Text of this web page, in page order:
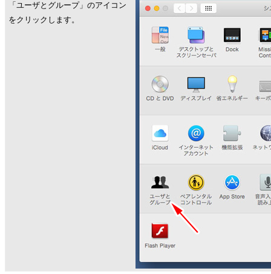
「ユーザとグループ」のアイコン
をクリックします。